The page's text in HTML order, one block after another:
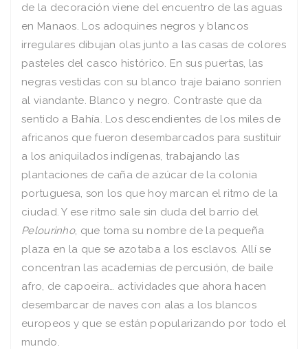
de la decoración viene del encuentro de las aguas
en Manaos. Los adoquines negros y blancos
irregulares dibujan olas junto a las casas de colores
pasteles del casco histórico. En sus puertas, las
negras vestidas con su blanco traje baiano sonríen
al viandante. Blanco y negro. Contraste que da
sentido a Bahía. Los descendientes de los miles de
africanos que fueron desembarcados para sustituir
a los aniquilados indígenas, trabajando las
plantaciones de caña de azúcar de la colonia
portuguesa, son los que hoy marcan el ritmo de la
ciudad. Y ese ritmo sale sin duda del barrio del
Pelourinho, que toma su nombre de la pequeña
plaza en la que se azotaba a los esclavos. Allí se
concentran las academias de percusión, de baile
afro, de capoeira… actividades que ahora hacen
desembarcar de naves con alas a los blancos
europeos y que se están popularizando por todo el
mundo.